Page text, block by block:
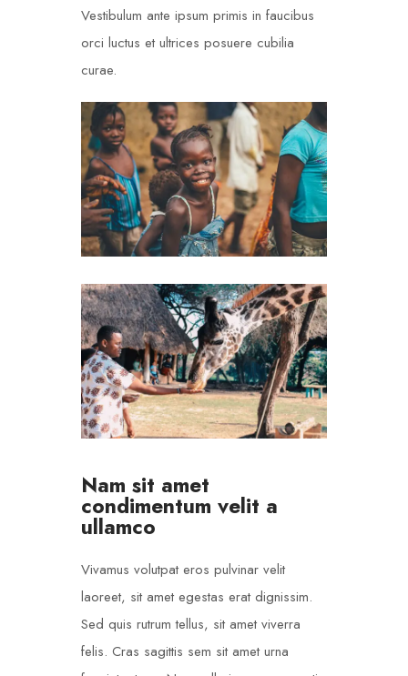
Vestibulum ante ipsum primis in faucibus
orci luctus et ultrices posuere cubilia
curae.
Nam sit amet
condimentum velit a
ullamco
Vivamus volutpat eros pulvinar velit
laoreet, sit amet egestas erat dignissim.
Sed quis rutrum tellus, sit amet viverra
felis. Cras sagittis sem sit amet urna